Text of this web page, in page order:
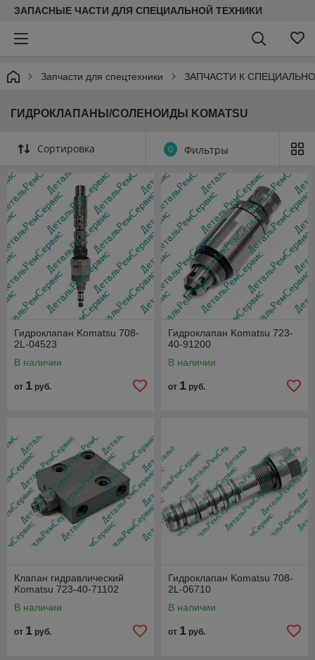
ЗАПАСНЫЕ ЧАСТИ ДЛЯ СПЕЦИАЛЬНОЙ ТЕХНИКИ
Запчасти для спецтехники ЗАПЧАСТИ К
ГИДРОКЛАПАНЫ/СОЛЕНОИДЫ KOMATSU
Сортировка 0 Фильтры
Гидроклапан Komatsu 708-
2L-04523
В наличии
от 1 руб.
Гидроклапан Komatsu 723-
40-91200
В наличии
от 1 руб.
Клапан гидравлический
Komatsu 723-40-71102
В наличии
от 1 руб.
Гидроклапан Komatsu 708-
2L-06710
В наличии
от 1 руб.